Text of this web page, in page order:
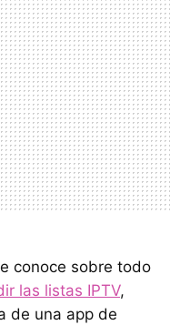
conoce sobre todo
las listas IPTV,
de una app de